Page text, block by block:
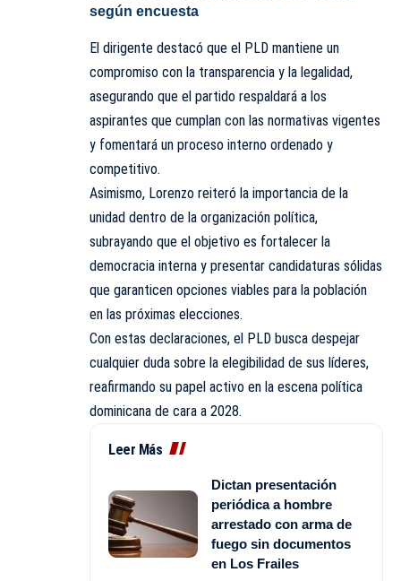
según encuesta
El dirigente destacó que el PLD mantiene un
compromiso con la transparencia y la legalidad,
asegurando que el partido respaldará a los
aspirantes que cumplan con las normativas vigentes
y fomentará un proceso interno ordenado y
competitivo.
Asimismo, Lorenzo reiteró la importancia de la
unidad dentro de la organización política,
subrayando que el objetivo es fortalecer la
democracia interna y presentar candidaturas sólidas
que garanticen opciones viables para la población
en las próximas elecciones.
Con estas declaraciones, el PLD busca despejar
cualquier duda sobre la elegibilidad de sus líderes,
reafirmando su papel activo en la escena política
dominicana de cara a 2028.
Leer Más
Dictan presentación
periódica a hombre
arrestado con arma de
fuego sin documentos
en Los Frailes